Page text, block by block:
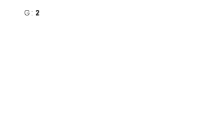
G : 2